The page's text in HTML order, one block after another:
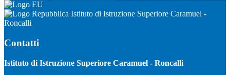
Istituto di Istruzione Superiore Caramuel -
Roncalli
Contatti
Istituto di Istruzione Superiore Caramuel - Roncalli